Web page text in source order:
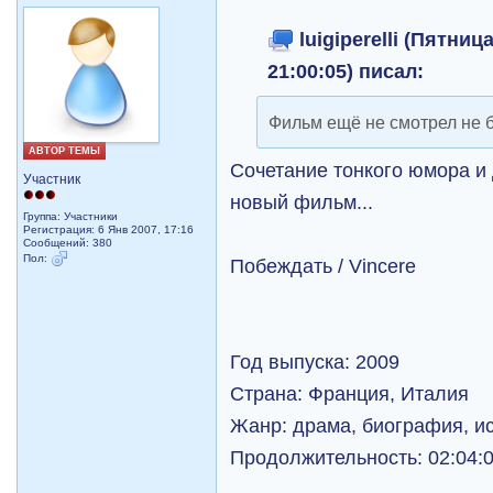
АВТОР ТЕМЫ
Участник
Группа: Участники
Регистрация: 6 Янв 2007, 17:16
Сообщений: 380
Пол:
luigiperelli
21:00:05) писал:
Фильм ещё не смотрел не
Сочетание тонкого юмора
новый фильм...
Побеждать / Vincere
Год выпуска: 2009
Страна: Франция, Италия
Жанр: драма, биография,
Продолжительность: